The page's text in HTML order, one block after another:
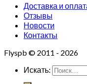
Доставка и
Отзывы
Новости
Контакты
Flyspb © 2011 - 2026
Искать: